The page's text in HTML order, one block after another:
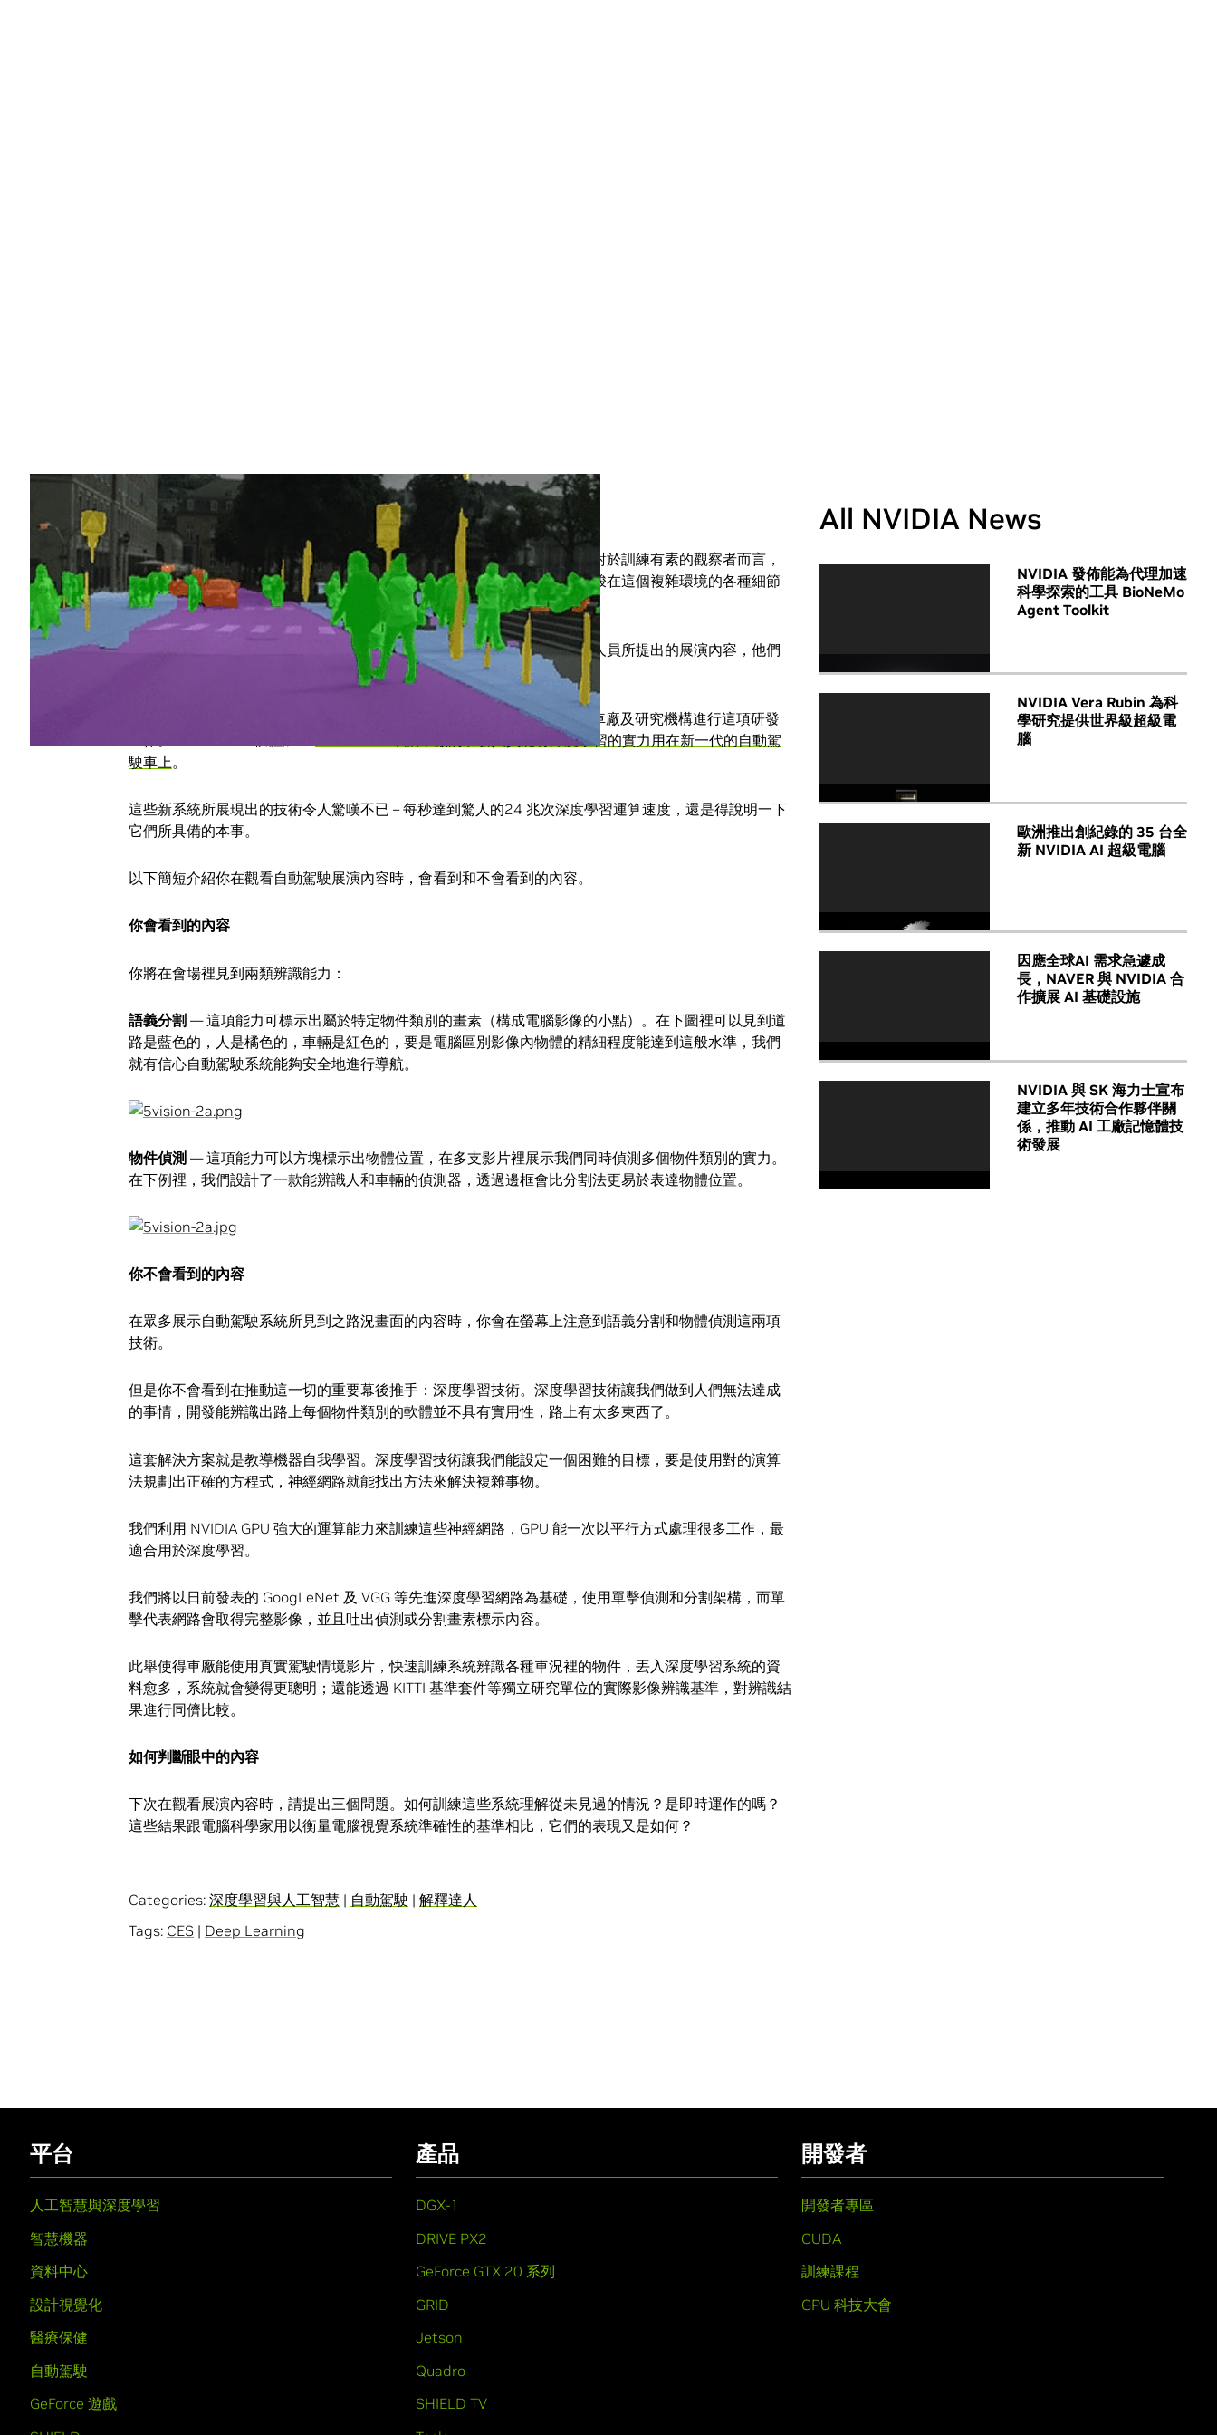
Share
對於未受過訓練的人來說，它們是一堆各種顏色的邊框、方塊和數字，而對於訓練有素的觀察者而言，
它們是從魚眼鏡頭、光達和其它感應器讀取到的數據，而自動駕駛車就穿梭在這個複雜環境的各種細節
之間。
你在今年拉斯維加斯舉行的美國消費電子展，會見到無數各大車廠和研究人員所提出的展演內容，他們
從新一代自動駕駛系統的觀點展示車輛未來發展走勢。
NVIDIA DRIVE PX 2，帶領車廠及研究機構進行這項研發
DRIVE PX 2，讓車廠的研發人員能將深度學習的實力用在新一代的自動駕
駛車上。
這些新系統所展現出的技術令人驚嘆不已 – 每秒達到驚人的24 兆次深度學習運算速度，還是得說明一下
它們所具備的本事。
以下簡短介紹你在觀看自動駕駛展演內容時，會看到和不會看到的內容。
你會看到的內容
你將在會場裡見到兩類辨識能力：
語義分割 — 這項能力可標示出屬於特定物件類別的畫素（構成電腦影像的小點）。在下圖裡可以見到道
路是藍色的，人是橘色的，車輛是紅色的，要是電腦區別影像內物體的精細程度能達到這般水準，我們
就有信心自動駕駛系統能夠安全地進行導航。
物件偵測 — 這項能力可以方塊標示出物體位置，在多支影片裡展示我們同時偵測多個物件類別的實力。
在下例裡，我們設計了一款能辨識人和車輛的偵測器，透過邊框會比分割法更易於表達物體位置。
你不會看到的內容
在眾多展示自動駕駛系統所見到之路況畫面的內容時，你會在螢幕上注意到語義分割和物體偵測這兩項
技術。
但是你不會看到在推動這一切的重要幕後推手：深度學習技術。深度學習技術讓我們做到人們無法達成
的事情，開發能辨識出路上每個物件類別的軟體並不具有實用性，路上有太多東西了。
這套解決方案就是教導機器自我學習。深度學習技術讓我們能設定一個困難的目標，要是使用對的演算
法規劃出正確的方程式，神經網路就能找出方法來解決複雜事物。
我們利用 NVIDIA GPU 強大的運算能力來訓練這些神經網路，GPU 能一次以平行方式處理很多工作，最
適合用於深度學習。
我們將以日前發表的 GoogLeNet 及 VGG 等先進深度學習網路為基礎，使用單擊偵測和分割架構，而單
擊代表網路會取得完整影像，並且吐出偵測或分割畫素標示內容。
此舉使得車廠能使用真實駕駛情境影片，快速訓練系統辨識各種車況裡的物件，丟入深度學習系統的資
料愈多，系統就會變得更聰明；還能透過 KITTI 基準套件等獨立研究單位的實際影像辨識基準，對辨識結
果進行同儕比較。
如何判斷眼中的內容
下次在觀看展演內容時，請提出三個問題。如何訓練這些系統理解從未見過的情況？是即時運作的嗎？
這些結果跟電腦科學家用以衡量電腦視覺系統準確性的基準相比，它們的表現又是如何？
Categories: 深度學習與人工智慧 | 自動駕駛 | 解釋達人
Tags: CES | Deep Learning
All NVIDIA News
NVIDIA 發佈能為代理加速
科學探索的工具 BioNeMo
Agent Toolkit
NVIDIA Vera Rubin 為科
學研究提供世界級超級電
腦
歐洲推出創紀錄的 35 台全
新 NVIDIA AI 超級電腦
因應全球AI 需求急遽成
長，NAVER 與 NVIDIA 合
作擴展 AI 基礎設施
NVIDIA 與 SK 海力士宣布
建立多年技術合作夥伴關
係，推動 AI 工廠記憶體技
術發展
平台
人工智慧與深度學習
智慧機器
資料中心
設計視覺化
醫療保健
自動駕駛
GeForce 遊戲
產品
DGX-1
DRIVE PX2
GeForce GTX 20 系列
GRID
Jetson
Quadro
SHIELD TV
開發者
開發者專區
CUDA
訓練課程
GPU 科技大會